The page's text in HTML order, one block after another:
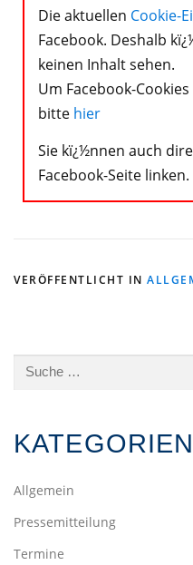
Die aktuellen Cookie-
Facebook. Deshalb
keinen Inhalt sehen.
Um Facebook-
bitte hier
Sie kï¿½nnen auch
Facebook-Seite
VERÖFFENTLICHT IN
KATEGORIEN
Allgemein
Pressemitteilung
Termine